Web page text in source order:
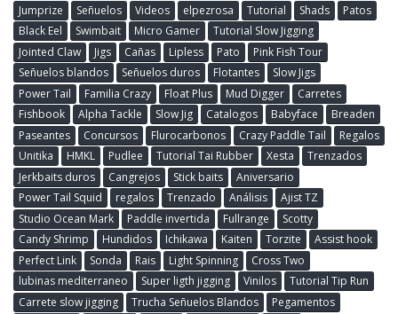
Jumprize
Señuelos Videos elpezrosa Tutorial Shads
Patos
Black Eel
Swimbait Micro Gamer
Tutorial Slow Jigging
Jointed Claw
Jigs Cañas Lipless Pato
Pink Fish Tour
Señuelos blandos
Señuelos duros Flotantes
Slow Jigs
Power Tail
Familia Crazy Float Plus Mud Digger
Carretes
Fishbook
Alpha Tackle Slow Jig Catalogos Babyface
Breaden
Paseantes
Concursos Flurocarbonos Crazy Paddle Tail
Regalos
Unitika
HMKL Pudlee Tutorial Tai Rubber Xesta
Trenzados
Jerkbaits duros
Cangrejos Stick baits
Aniversario
Power Tail Squid
regalos Trenzado Análisis
Ajist TZ
Studio Ocean Mark
Paddle invertida Fullrange
Scotty
Candy Shrimp
Hundidos Ichikawa Kaiten Torzite
Assist hook
Perfect Link
Sonda Rais Light Spinning
Cross Two
lubinas mediterraneo
Super ligth jigging Vinilos
Tutorial Tip Run
Carrete slow jigging
Trucha Señuelos Blandos
Pegamentos